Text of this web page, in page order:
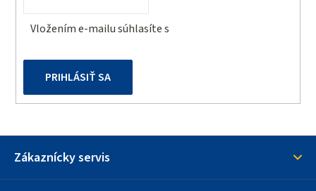
Vložením e-mailu súhlasíte s
PRIHLÁSIŤ SA
Zákaznícky servis